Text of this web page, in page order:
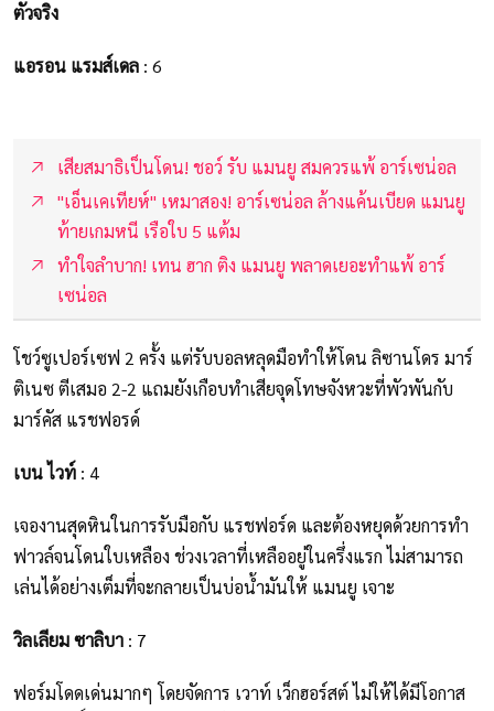
ตัวจริง
แอรอน แรมส์เดล : 6
เสียสมาธิเป็นโดน! ชอว์ รับ แมนยู สมควรแพ้ อาร์เซน่อล
"เอ็นเคเทียห์" เหมาสอง! อาร์เซน่อล ล้างแค้นเบียด แมนยู
ท้ายเกมหนี เรือใบ 5 แต้ม
ทำใจลำบาก! เทน ฮาก ติง แมนยู พลาดเยอะทำแพ้ อาร์
เซน่อล
โชว์ซูเปอร์เซฟ 2 ครั้ง แต่รับบอลหลุดมือทำให้โดน ลิซานโดร มาร์
ติเนซ ตีเสมอ 2-2 แถมยังเกือบทำเสียจุดโทษจังหวะที่พัวพันกับ
มาร์คัส แรชฟอรด์
เบน ไวท์ : 4
เจองานสุดหินในการรับมือกับ แรชฟอร์ด และต้องหยุดด้วยการทำ
ฟาวล์จนโดนใบเหลือง ช่วงเวลาที่เหลืออยู่ในครึ่งแรก ไม่สามารถ
เล่นได้อย่างเต็มที่จะกลายเป็นบ่อน้ำมันให้ แมนยู เจาะ
วิลเลียม ซาลิบา : 7
ฟอร์มโดดเด่นมากๆ โดยจัดการ เวาท์ เว็กฮอร์สต์ ไม่ให้ได้มีโอกาส